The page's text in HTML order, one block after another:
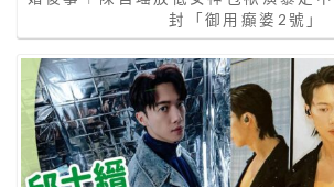
封「御用癲婆2號」